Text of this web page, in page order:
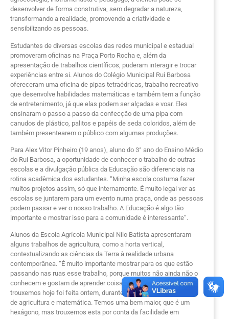
desenvolver de forma construtiva, sem degradar a natureza,
transformando a realidade, promovendo a criatividade e
sensibilizando as pessoas.
Estudantes de diversas escolas das redes municipal e estadual
promoveram oficinas na Praça Porto Rocha e, além da
apresentação de trabalhos científicos, puderam interagir e trocar
experiências entre si. Alunos do Colégio Municipal Rui Barbosa
ofereceram uma oficina de pipas tetraédricas, trabalho recreativo
que desenvolve habilidades matemáticas e também tem a função
de entretenimento, já que elas podem ser alçadas e voar. Eles
ensinaram o passo a passo da confecção de uma pipa com
canudos de plástico, palitos e papéis de seda coloridos, além de
também presentearem o público com algumas produções.
Para Alex Vitor Pinheiro (19 anos), aluno do 3° ano do Ensino Médio
do Rui Barbosa, a oportunidade de conhecer o trabalho de outras
escolas e a divulgação pública da Educação são diferenciais na
rotina acadêmica dos estudantes. “Minha escola costuma fazer
muitos projetos assim, só que internamente. É muito legal ver as
escolas se juntarem para um evento numa praça, onde as pessoas
podem passar e ver o nosso trabalho. A Educação é algo tão
importante e mostrar isso para a comunidade é interessante”.
Alunos da Escola Agrícola Municipal Nilo Batista apresentaram
alguns trabalhos de agricultura, como a horta vertical,
contextualizando as ciências da Terra à realidade urbana
contemporânea. “É muito importante mostrar para os que estão
passando nas ruas esse trabalho, porque muitos não ainda não o
conhecem e gostam de aprender coisas novas. A horta que
trouxemos hoje foi feita ontem, durante o estudo de uma matéria
de agricultura e matemática. Temos uma bem maior, que é um
hexágono, mas trouxemos esta por conta da facilidade em